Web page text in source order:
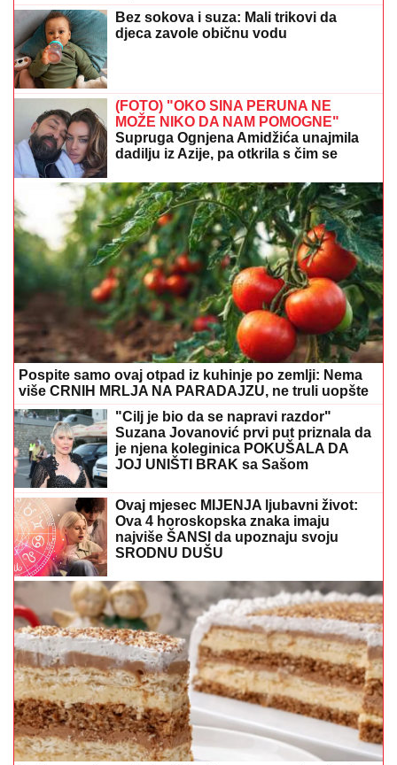
Bez sokova i suza: Mali trikovi da
djeca zavole običnu vodu
(FOTO) "OKO SINA PERUNA NE
MOŽE NIKO DA NAM POMOGNE"
Supruga Ognjena Amidžića unajmila
dadilju iz Azije, pa otkrila s čim se
Pospite samo ovaj otpad iz kuhinje po zemlji: Nema
više CRNIH MRLJA NA PARADAJZU, ne truli uopšte
"Cilj je bio da se napravi razdor"
Suzana Jovanović prvi put priznala da
je njena koleginica POKUŠALA DA
JOJ UNIŠTI BRAK sa Sašom
Ovaj mjesec MIJENJA ljubavni život:
Ova 4 horoskopska znaka imaju
najviše ŠANSI da upoznaju svoju
SRODNU DUŠU